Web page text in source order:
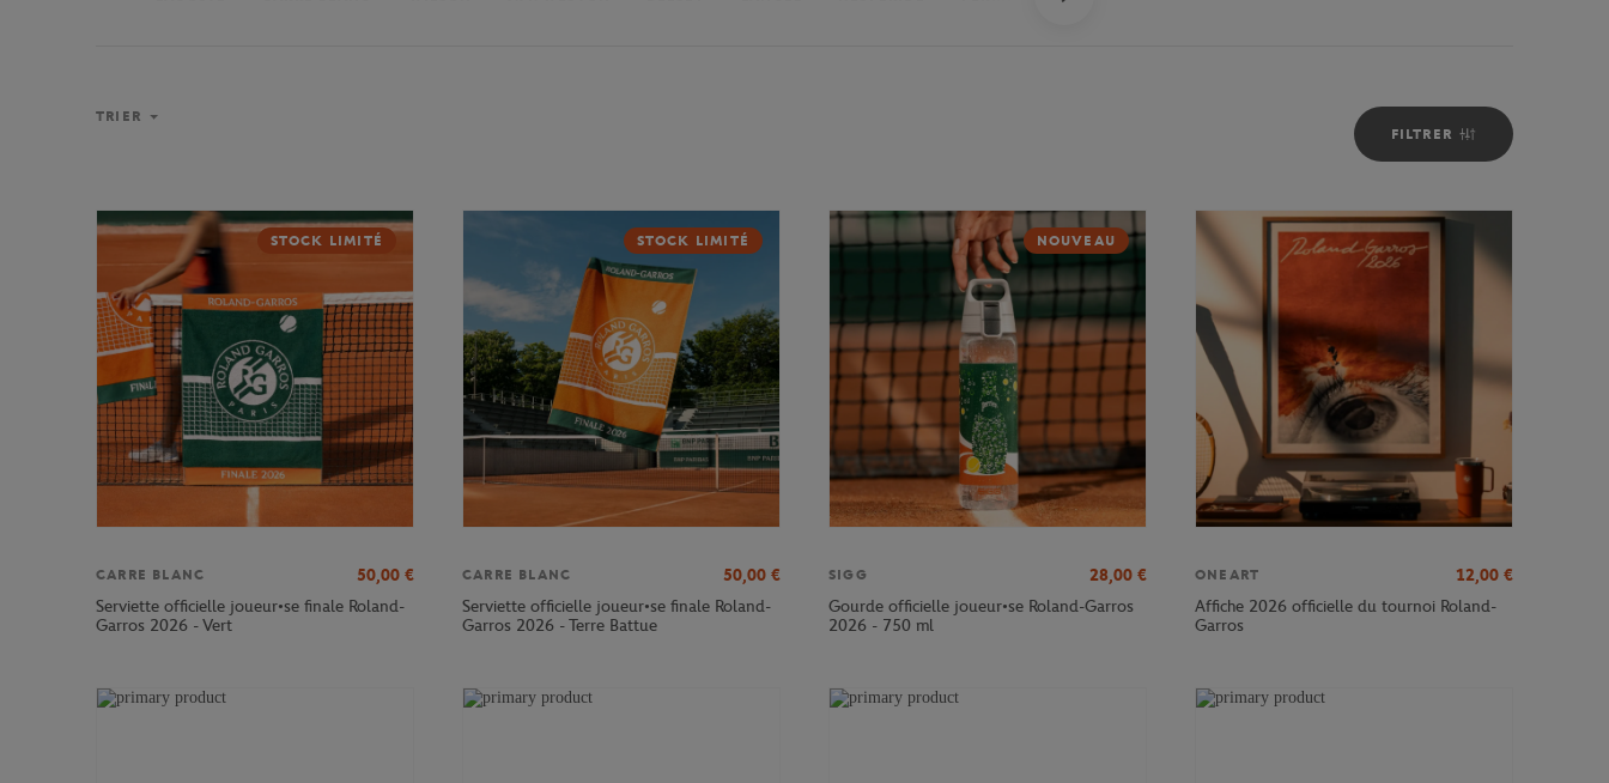
FILTRER
TRIER
STOCK LIMITÉ
CARRE BLANC 50,00 €
Serviette officielle joueur•se finale Roland-
Garros 2026 - Vert
STOCK LIMITÉ
CARRE BLANC 50,00 €
Serviette officielle joueur•se finale Roland-
Garros 2026 - Terre Battue
NOUVEAU
SIGG 28,00 €
Gourde officielle joueur•se Roland-Garros
2026 - 750 ml
ONEART 12,00 €
Affiche 2026 officielle du tournoi Roland-
Garros